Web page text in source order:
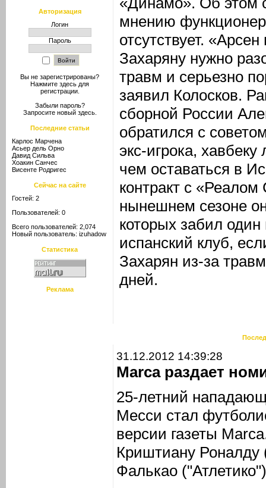
Авторизация
Логин
Пароль
Вы не зарегистрированы?
Нажмите здесь для
регистрации.
Забыли пароль?
Запросите новый здесь.
Последние статьи
Карлос Марчена
Асьер дель Орно
Давид Сильва
Хоакин Санчес
Висенте Родригес
Сейчас на сайте
Гостей: 2
Пользователей: 0
Всего пользователей: 2,074
Новый пользователь: izuhadow
Статистика
Реклама
мнению
отсутствует.
Захаряну нужно
травм и серьезно
заявил Колосков.
сборной России
обратился с
экс-игрока,
чем оставаться в
контракт с «Реалом
нынешнем сезоне
которых забил
испанский клуб,
Захарян из-за
дней.
31.12.2012 14:39:28
Marca раздает
25-летний
Месси стал
версии газеты
Криштиану
Фалькао